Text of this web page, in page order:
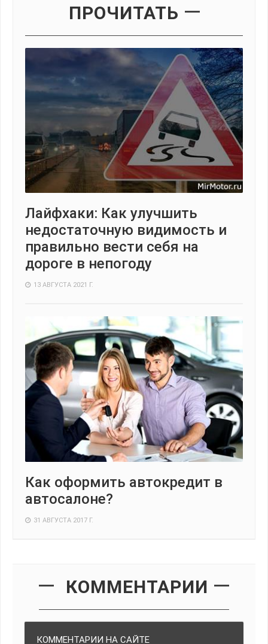
ПРОЧИТАТЬ
Лайфхаки: Как улучшить
недостаточную видимость и
правильно вести себя на
дороге в непогоду
13 АВГУСТА 2021 Г.
Как оформить автокредит в
автосалоне?
31 АВГУСТА 2017 Г.
КОММЕНТАРИИ
КОММЕНТАРИИ НА САЙТЕ